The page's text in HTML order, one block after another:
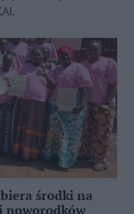
środki na